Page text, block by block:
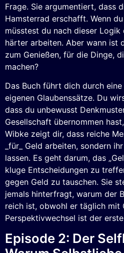
Frage. Sie argumentiert, dass
Hamsterrad erschafft. Wenn
müsstest du nach dieser Logik
härter arbeiten. Aber wann ist
zum Genießen, für die Dinge,
machen?
Das Buch führt dich durch
eigenen Glaubenssätze. Du
dass du unbewusst
Gesellschaft übernommen
Wibke zeigt dir, dass reiche
_für_ Geld arbeiten, sondern
lassen. Es geht darum, das
kluge Entscheidungen zu
gegen Geld zu tauschen. Sie
jemals hinterfragt, warum der
reich ist, obwohl er täglich mit
Perspektivwechsel ist der
Episode 2: Der